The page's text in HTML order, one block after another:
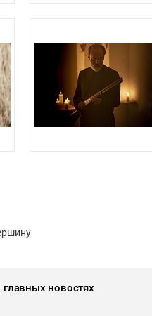
новостях